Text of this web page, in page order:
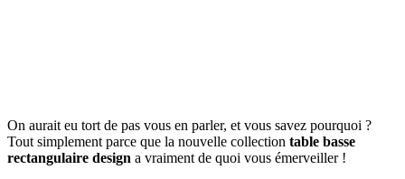
On aurait eu tort de pas vous en parler, et vous savez pourquoi ?
Tout simplement parce que la nouvelle collection table basse
rectangulaire design a vraiment de quoi vous émerveiller !